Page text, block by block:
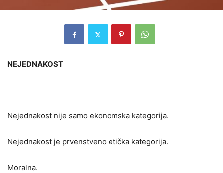
NEJEDNAKOST
Nejednakost nije samo ekonomska kategorija.
Nejednakost je prvenstveno etička kategorija.
Moralna.